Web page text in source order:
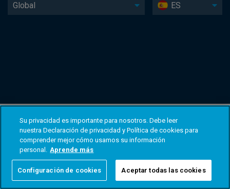
Global ES
Su privacidad es importante para nosotros. Debe leer
nuestra Declaración de privacidad y Política de cookies para
comprender mejor cómo usamos su información
personal. Aprende más
Configuración de cookies Aceptar todas las cookies